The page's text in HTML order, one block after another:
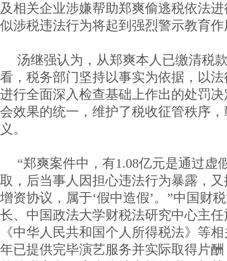
及相关企业涉嫌帮助郑爽偷逃税依法
似涉税违法行为将起到强烈警示教育
汤继强认为，从郑爽本人已缴清税
看，税务部门坚持以事实为依据，以
进行全面深入检查基础上作出的处罚
会效果的统一，维护了税收征管秩序
义。
“郑爽案件中，有1.08亿元是通过虚
取，后当事人因担心违法行为暴露，
增资协议，属于‘假中造假’。”中国财
长、中国政法大学财税法研究中心主
《中华人民共和国个人所得税法》等
年已提供完毕演艺服务并实际取得片